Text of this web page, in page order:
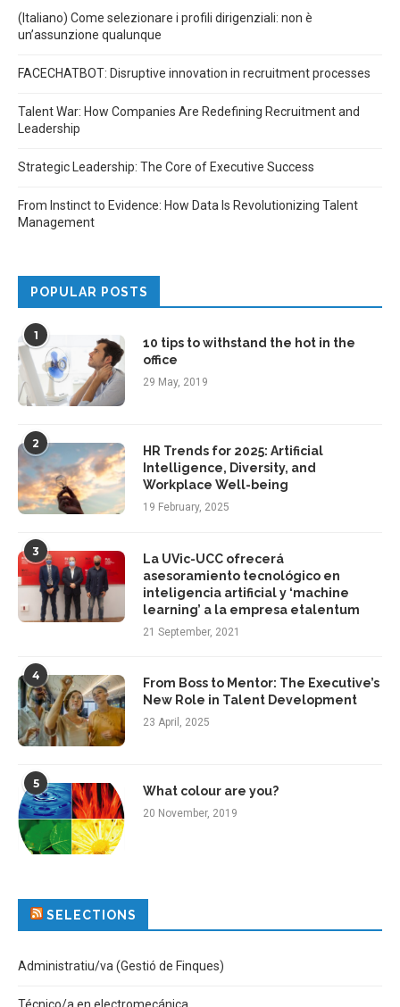
(Italiano) Come selezionare i profili dirigenziali: non è
un’assunzione qualunque
FACECHATBOT: Disruptive innovation in recruitment processes
Talent War: How Companies Are Redefining Recruitment and
Leadership
Strategic Leadership: The Core of Executive Success
From Instinct to Evidence: How Data Is Revolutionizing Talent
Management
POPULAR POSTS
1
10 tips to withstand the hot in the
office
29 May, 2019
2
HR Trends for 2025: Artificial
Intelligence, Diversity, and
Workplace Well-being
19 February, 2025
3
La UVic-UCC ofrecerá
asesoramiento tecnológico en
inteligencia artificial y ‘machine
learning’ a la empresa etalentum
21 September, 2021
4
From Boss to Mentor: The Executive’s
New Role in Talent Development
23 April, 2025
5
What colour are you?
20 November, 2019
SELECTIONS
Administratiu/va (Gestió de Finques)